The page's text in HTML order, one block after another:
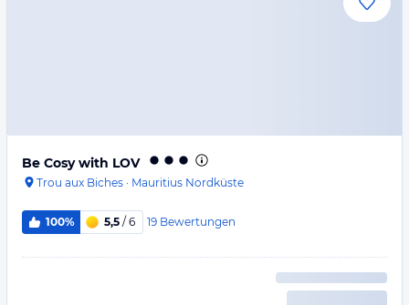
Be Cosy with LOV
Trou aux Biches · Mauritius Nordküste
100% 5,5 / 6 19 Bewertungen